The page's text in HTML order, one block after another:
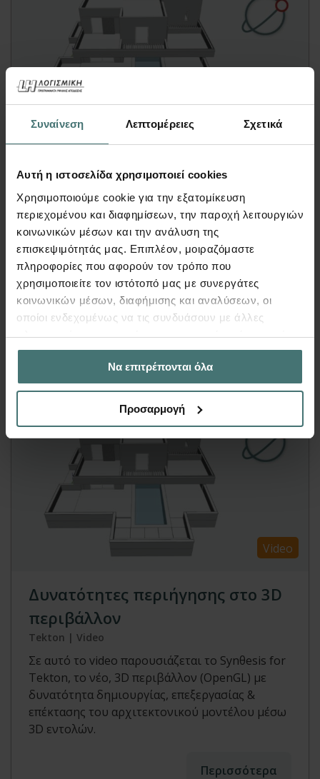
Συναίνεση Λεπτομέρειες Σχετικά
Αυτή η ιστοσελίδα χρησιμοποιεί cookies
Χρησιμοποιούμε cookie για την εξατομίκευση
περιεχομένου και διαφημίσεων, την παροχή λειτουργιών
κοινωνικών μέσων και την ανάλυση της
επισκεψιμότητάς μας. Επιπλέον, μοιραζόμαστε
πληροφορίες που αφορούν τον τρόπο που
χρησιμοποιείτε τον ιστότοπό μας με συνεργάτες
κοινωνικών μέσων, διαφήμισης και αναλύσεων, οι
οποίοι ενδεχομένως να τις συνδυάσουν με άλλες
πληροφορίες που τους έχετε παραχωρήσει ή τις οποίες
έχουν συλλέξει σε σχέση με την από μέρους σας χρήση
των υπηρεσιών τους.Να επιτρέπονται όλα
Προσαρμογή
Video
Synθesis for Tekton – Πώς εισάγω
αντικείμενα στο χώρο;
Tekton | Video
Δείτε στο video πώς γίνεται η εισαγωγή
αντικειμένων στο 3D περιβάλλον του Synθesis
for Tekton αλλά και πώς έχει τροποποιηθεί η
λειτουργία της εντολής "Προσθήκη" στο
περιβάλλον της κάτοψης.
Video
Δυνατότητες περιήγησης στο 3D
περιβάλλον
Tekton | Video
Σε αυτό το video παρουσιάζεται το Synθesis for
Tekton, το νέο, 3D περιβάλλον (OpenGL) με
δυνατότητα δημιουργίας, επεξεργασίας &
επέκτασης του αρχιτεκτονικού μοντέλου μέσω
3D εντολών.
Περισσότερα